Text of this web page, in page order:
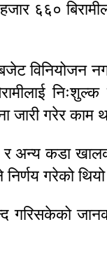
६६०
विनियोजन
निःशुल्क
गरेर काम
र अन्य कडा
गरेको